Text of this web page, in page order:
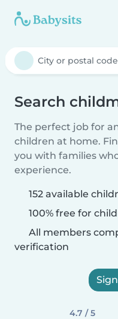
Search
The perfect job for
children at home.
you with families
experience.
152 available
100% free for
All members
verification
4.7 / 5